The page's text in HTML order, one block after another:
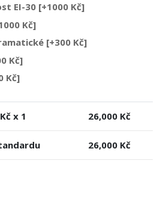
EI-30 [+1000 Kč]
Kč]
[+300 Kč]
Kč]
Kč]
x 1 26,000Kč
26,000Kč